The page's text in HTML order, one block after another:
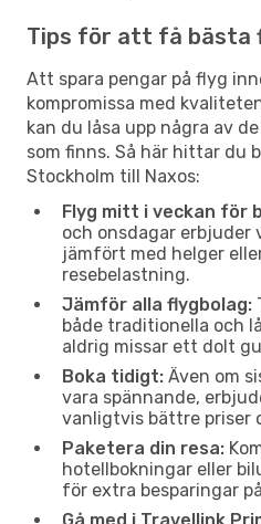
Tips för att få bästa
Att spara pengar på flyg
kompromissa med
kan du låsa upp några av
som finns. Så här hittar du
Stockholm till Naxos:
Flyg mitt i veckan för
och onsdagar erbjuder
jämfört med helger
resebelastning.
Jämför alla flygbolag:
både traditionella och
aldrig missar ett dolt
Boka tidigt: Även om
vara spännande,
vanligtvis bättre priser
Paketera din resa:
hotellbokningar eller
för extra besparingar